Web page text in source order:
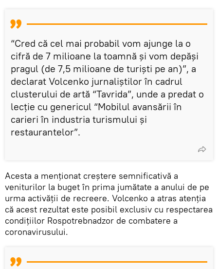
“Cred că cel mai probabil vom ajunge la o
cifră de 7 milioane la toamnă și vom depăși
pragul (de 7,5 milioane de turiști pe an)”, a
declarat Volcenko jurnaliștilor în cadrul
clusterului de artă “Tavrida”, unde a predat o
lecție cu genericul “Mobilul avansării în
carieri în industria turismului și
restaurantelor”.
Acesta a menționat creștere semnificativă a
veniturilor la buget în prima jumătate a anului de pe
urma activății de recreere. Volcenko a atras atenția
că acest rezultat este posibil exclusiv cu respectarea
condițiilor Rospotrebnadzor de combatere a
coronavirusului.